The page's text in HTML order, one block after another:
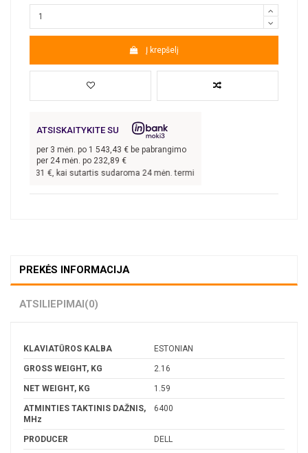
Į krepšelį
ATSISKAITYKITE SU
per 3 mėn. po 1 543,43 € be pabrangimo
per 24 mėn. po 232,89 €
€, kai sutartis sudaroma 24 mėn. terminui, metinė palūkanų norma –
PREKĖS INFORMACIJA
ATSILIEPIMAI(0)
KLAVIATŪROS KALBA ESTONIAN
GROSS WEIGHT, KG 2.16
NET WEIGHT, KG 1.59
ATMINTIES TAKTINIS DAŽNIS,
MHz
6400
PRODUCER DELL